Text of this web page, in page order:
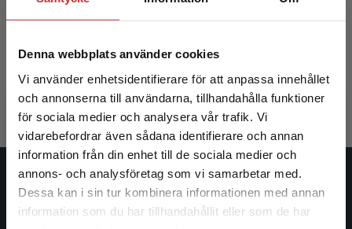
Denna webbplats använder cookies
Vi använder enhetsidentifierare för att anpassa innehållet
och annonserna till användarna, tillhandahålla funktioner
för sociala medier och analysera vår trafik. Vi
vidarebefordrar även sådana identifierare och annan
information från din enhet till de sociala medier och
annons- och analysföretag som vi samarbetar med.
Dessa kan i sin tur kombinera informationen med annan
information som du har tillhandahållit eller som de har
Begränsad fraktregion
Det verkar som att du besöker
Milerad, Josef m.fl.
365 krinkl. moms
Exkl. moms: 344 kr
217 kr
Exkl.
Studentlitteratur